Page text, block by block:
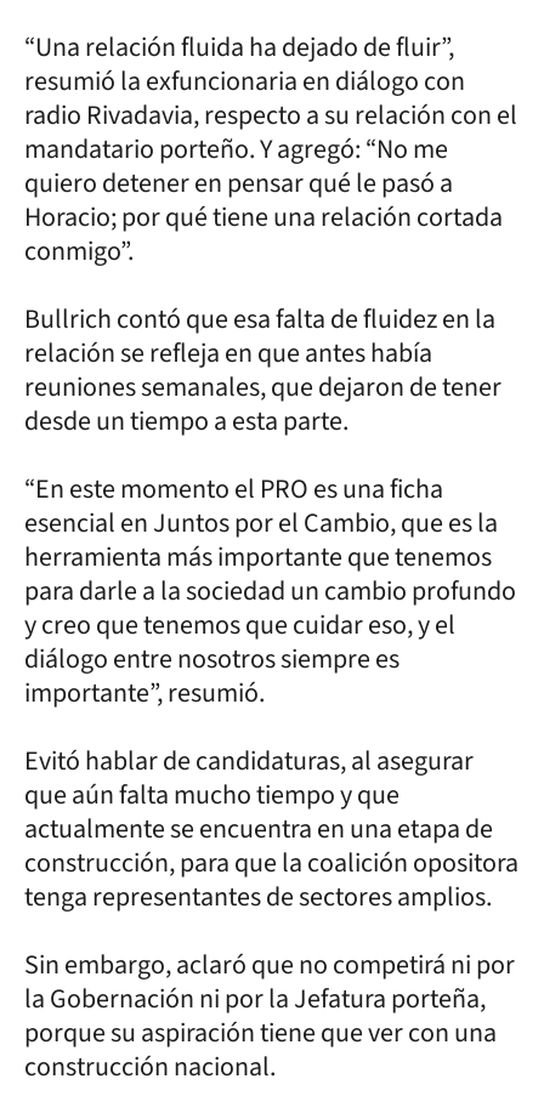
“Una relación fluida ha dejado de fluir”,
resumió la exfuncionaria en diálogo con
radio Rivadavia, respecto a su relación con el
mandatario porteño. Y agregó: “No me
quiero detener en pensar qué le pasó a
Horacio; por qué tiene una relación cortada
conmigo”.
Bullrich contó que esa falta de fluidez en la
relación se refleja en que antes había
reuniones semanales, que dejaron de tener
desde un tiempo a esta parte.
“En este momento el PRO es una ficha
esencial en Juntos por el Cambio, que es la
herramienta más importante que tenemos
para darle a la sociedad un cambio profundo
y creo que tenemos que cuidar eso, y el
diálogo entre nosotros siempre es
importante”, resumió.
Evitó hablar de candidaturas, al asegurar
que aún falta mucho tiempo y que
actualmente se encuentra en una etapa de
construcción, para que la coalición opositora
tenga representantes de sectores amplios.
Sin embargo, aclaró que no competirá ni por
la Gobernación ni por la Jefatura porteña,
porque su aspiración tiene que ver con una
construcción nacional.